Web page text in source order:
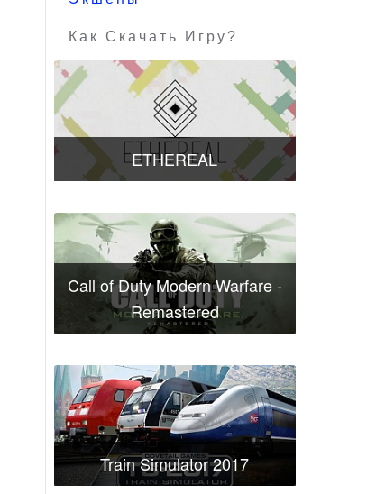
Как Скачать Игру?
ETHEREAL
Call of Duty Modern Warfare -
Remastered
Train Simulator 2017